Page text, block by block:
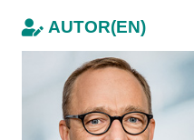
AUTOR(EN)